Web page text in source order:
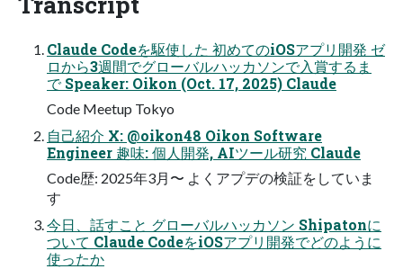
Claude Codeを駆使した 初めてのiOSアプリ開発 ゼ
ロから3週間でグローバルハッカソンで入賞するま
で Speaker: Oikon (Oct. 17, 2025) Claude
Code Meetup Tokyo
自己紹介 X: @oikon48 Oikon Software
Engineer 趣味: 個人開発, AIツール研究 Claude
Code歴: 2025年3月〜 よくアプデの検証をしていま
す
今日、話すこと グローバルハッカソン Shipatonに
ついて Claude CodeをiOSアプリ開発でどのように
使ったか